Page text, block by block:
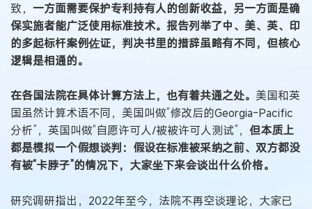
致， 一方面需要保护专利持有人的创新收益，另一方面是确
保实施者能广泛使用标准技术。报告列举了中、美、英、印
的多起标杆案例佐证，判决书里的措辞虽略有不同，但核心
逻辑是相通的。
在各国法院在具体计算方法上，也有着共通之处。 美国和英
国虽然计算术语不同，美国叫做“修改后的Georgia-Pacific
分析”，英国叫做“自愿许可人/被被许可人测试”， 但本质上
都是模拟一个假想谈判：假设在标准被采纳之前、双方都没
有被“卡脖子”的情况下，大家坐下来会谈出什么价格。
研究调研指出，2022年至今，法院不再空谈理论，大家已